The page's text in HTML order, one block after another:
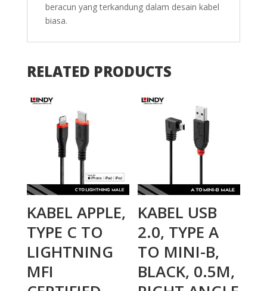
beracun yang terkandung dalam desain kabel
biasa.
RELATED PRODUCTS
KABEL APPLE,
TYPE C TO
LIGHTNING
MFI
KABEL USB
2.0, TYPE A
TO MINI-B,
BLACK, 0.5M,